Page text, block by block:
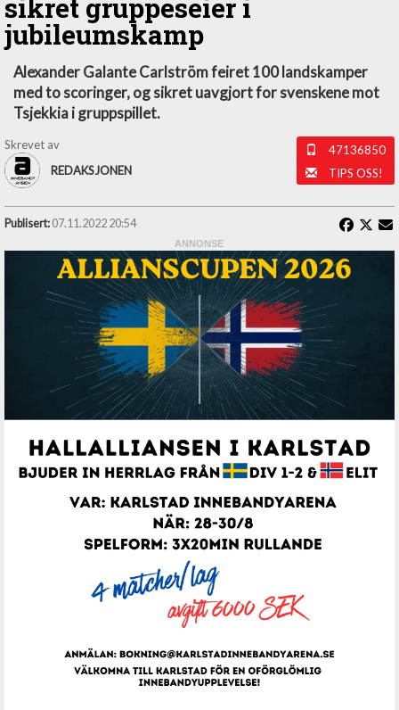
sikret gruppeseier i
jubileumskamp
Alexander Galante Carlström feiret 100 landskamper
med to scoringer, og sikret uavgjort for svenskene mot
Tsjekkia i gruppspillet.
Skrevet av
REDAKSJONEN
47136850
TIPS OSS!
Publisert: 07.11.2022 20:54